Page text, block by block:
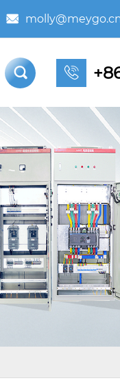

 